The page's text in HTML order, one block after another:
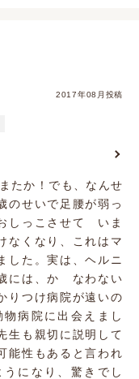
2017年08月投稿
たか！でも、なんせ
せいで足腰が弱っ
しっこさせて いま
なくなり、これはマ
た。実は、ヘルニ
には、か なわない
りつけ病院が遠いの
病院に出会えまし
生も親切に説明して
能性もあると言われ
になり、驚きでし